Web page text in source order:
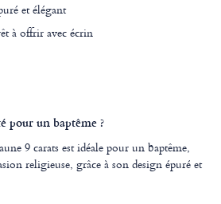
et élégant
à offrir avec écrin
pour un baptême ?
9 carats est idéale pour un baptême,
religieuse, grâce à son design épuré et